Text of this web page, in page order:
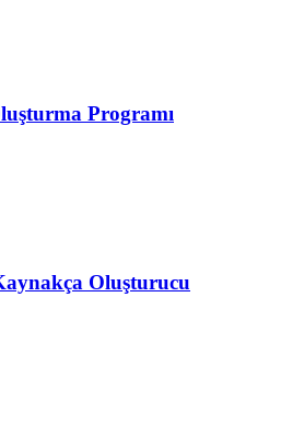
Programı
Oluşturucu